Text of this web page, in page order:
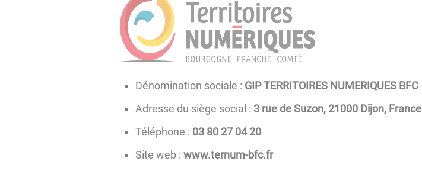
Dénomination sociale : GIP TERRITOIRES NUMERIQUES BFC
Adresse du siège social : 3 rue de Suzon, 21000 Dijon, France
Téléphone : 02 40 72 08 30
Site web : www.ternum-bfc.fr